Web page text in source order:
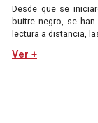
Desde que se
buitre negro, se
lectura a distancia,
Ver +